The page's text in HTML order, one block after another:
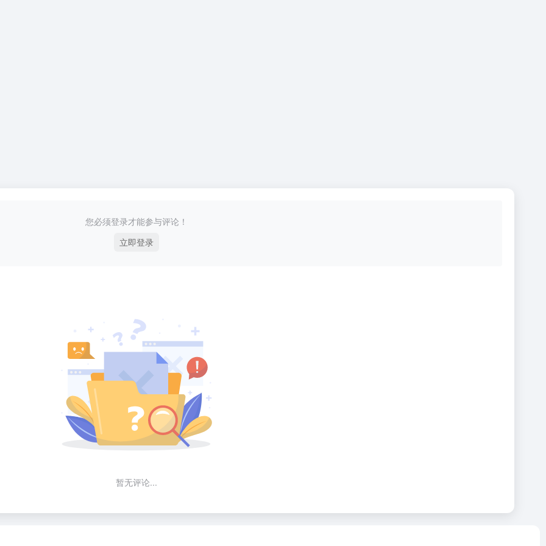
您必须登录才能参与评论！
立即登录
暂无评论...